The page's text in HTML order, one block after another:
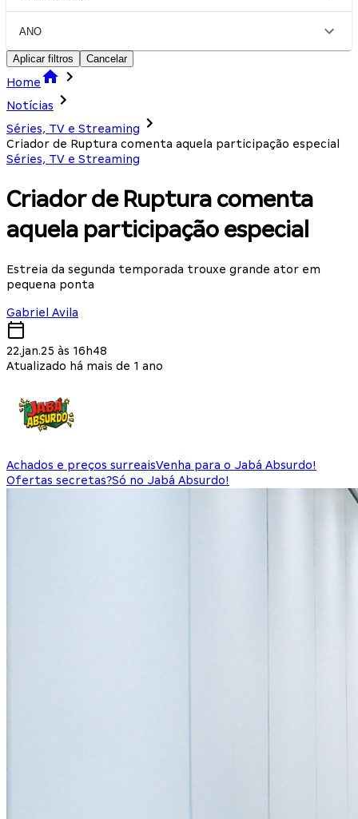
ANO
Aplicar filtros Cancelar
Home
Notícias
Séries, TV e Streaming
Criador de Ruptura comenta aquela participação especial
Séries, TV e Streaming
Criador de Ruptura comenta
aquela participação especial
Estreia da segunda temporada trouxe grande ator em
pequena ponta
Gabriel Avila
22.jan.25 às 16h48
Atualizado há mais de 1 ano
Achados e preços surreaisVenha para o Jabá Absurdo!
Ofertas secretas?Só no Jabá Absurdo!